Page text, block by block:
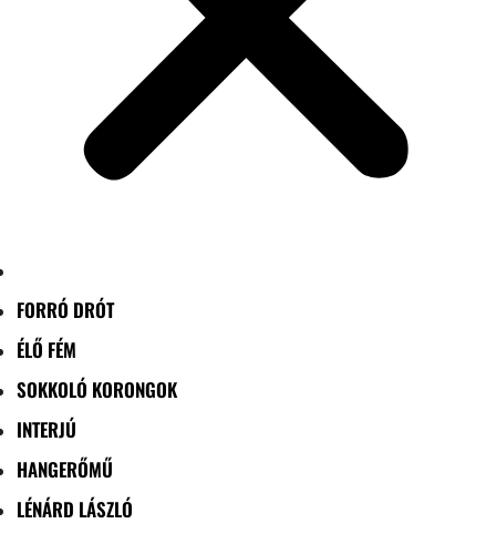
FORRÓ DRÓT
ÉLŐ FÉM
SOKKOLÓ KORONGOK
INTERJÚ
HANGERŐMŰ
LÉNÁRD LÁSZLÓ